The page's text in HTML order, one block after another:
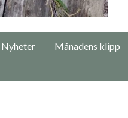
Nyheter Månadens klipp